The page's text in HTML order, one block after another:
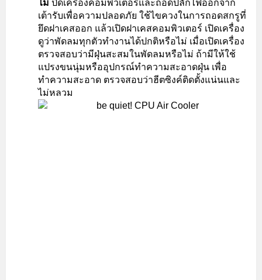
ไม่ ปิดเครื่องคอมพิวเตอร์และถอดปลั๊กไฟออกจาก
เต้ารับเพื่อความปลอดภัย ใช้ไขควงในการถอดสกรูที่
ยึดฝาเคสออก แล้วเปิดฝาเคสคอมพิวเตอร์ เปิดเครื่อง
ดูว่าพัดลมทุกตัวทำงานได้ปกติหรือไม่ เมื่อเปิดเครื่อง
ตรวจสอบว่ามีฝุ่นสะสมในพัดลมหรือไม่ ถ้ามีให้ใช้
แปรงขนนุ่มหรืออุปกรณ์ทำความสะอาดฝุ่น เพื่อ
ทำความสะอาด ตรวจสอบว่าฮีตซิงค์ติดตั้งแน่นและ
ไม่หลวม